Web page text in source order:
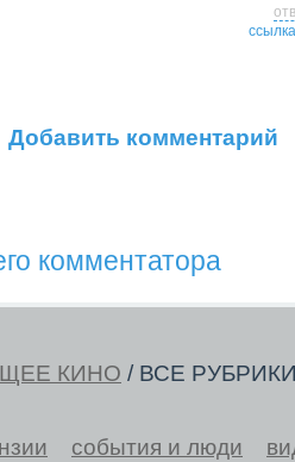
ссылка
Добавить комментарий
комментатора
КИНО / ВСЕ
события и люди